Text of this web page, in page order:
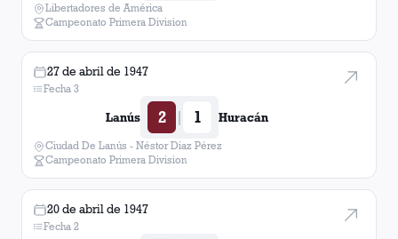
Libertadores de América
Campeonato Primera Division
27 de abril de 1947
Fecha 3
Lanús 2 | 1 Huracán
Ciudad De Lanús - Néstor Diaz Pérez
Campeonato Primera Division
20 de abril de 1947
Fecha 2